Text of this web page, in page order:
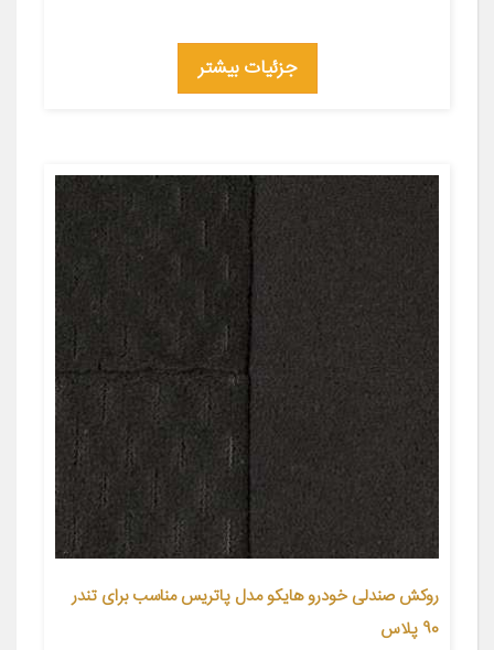
جزئیات بیشتر
روکش صندلی خودرو هایکو مدل پاتریس مناسب برای تندر
90 پلاس